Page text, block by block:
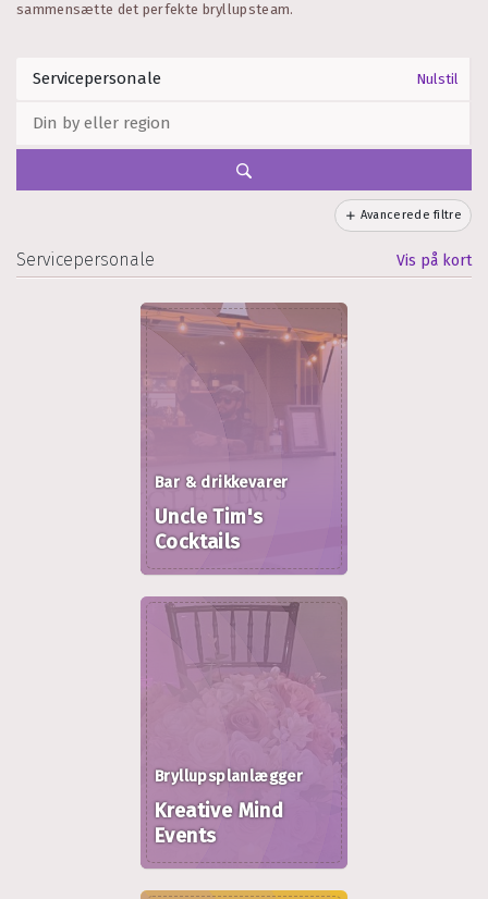
sammensætte det perfekte bryllupsteam.
Nulstil
Avancerede filtre
Servicepersonale Vis på kort
Bar & drikkevarer
Uncle Tim's
Cocktails
Bryllupsplanlægger
Kreative Mind
Events